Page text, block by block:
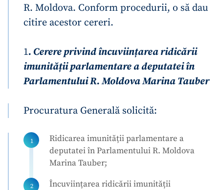
R. Moldova. Conform procedurii, o să dau
citire acestor cereri.
1. Cerere privind încuviințarea ridicării
imunității parlamentare a deputatei în
Parlamentului R. Moldova Marina Tauber
Procuratura Generală solicită:
Ridicarea imunității parlamentare a
deputatei în Parlamentului R. Moldova
Marina Tauber;
Încuviințarea ridicării imunității